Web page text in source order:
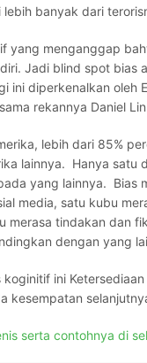
banyak dari
yang menganggap
Jadi blind spot bias
ini diperkenalkan oleh
rekannya Daniel
lebih dari 85%
lainnya. Hanya satu
yang lainnya. Bias
media, satu kubu
merasa tindakan dan
dengan yang
ini
kesempatan
serta contohnya di